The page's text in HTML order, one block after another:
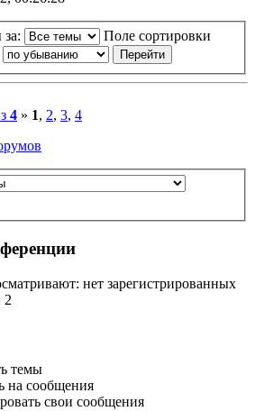
Поле сортировки
4 » 1, 2, 3, 4
нет зарегистрированных
2
темы
на сообщения
свои сообщения